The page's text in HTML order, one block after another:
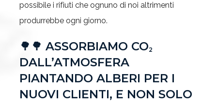
possibile i rifiuti che ognuno di noi altrimenti
produrrebbe ogni giorno.
🌳🌳 ASSORBIAMO CO2
DALL’ATMOSFERA
PIANTANDO ALBERI PER I
NUOVI CLIENTI, E NON SOLO